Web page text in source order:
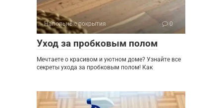
Напольные покрытия 0
Уход за пробковым полом
Мечтаете о красивом и уютном доме? Узнайте все
секреты ухода за пробковым полом! Как